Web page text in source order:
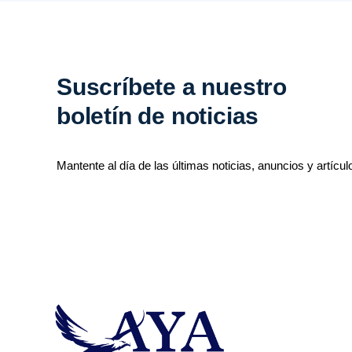
Suscríbete a nuestro
boletín de noticias
Mantente al día de las últimas noticias, anuncios y